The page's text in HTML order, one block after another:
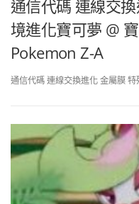
通信代碼 連線交
境進化寶可夢 @
Pokemon Z-A
通信代碼 連線交換進化 金屬膜